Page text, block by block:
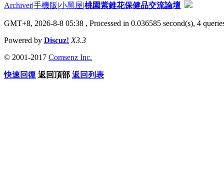
Archiver|手機版|小黑屋|桃園紫錐花保健品交流論壇
GMT+8, 2026-8-8 05:38 , Processed in 0.036585 second(s), 4
Powered by Discuz! X3.3
© 2001-2017 Comsenz Inc.
快速回復 返回頂部 返回列表